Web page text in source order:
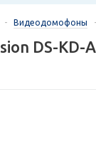
- Видеодомофоны -
DS-KD-